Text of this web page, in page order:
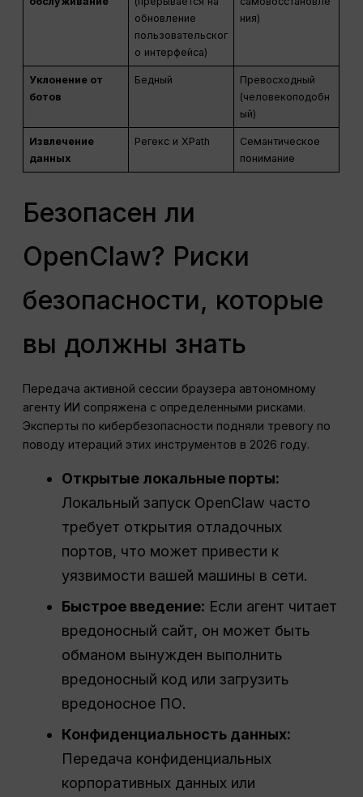
обновление
пользовательског
о интерфейса)
ния)
Уклонение от
ботов
Бедный
Превосходный
(человекоподобн
ый)
Извлечение
данных
Регекс и XPath
Семантическое
понимание
Безопасен ли
OpenClaw? Риски
безопасности, которые
вы должны знать
Передача активной сессии браузера автономному
агенту ИИ сопряжена с определенными рисками.
Эксперты по кибербезопасности подняли тревогу по
поводу итераций этих инструментов в 2026 году.
Открытые локальные порты:
Локальный запуск OpenClaw часто
требует открытия отладочных
портов, что может привести к
уязвимости вашей машины в сети.
Быстрое введение: Если агент читает
вредоносный сайт, он может быть
обманом вынужден выполнить
вредоносный код или загрузить
вредоносное ПО.
Конфиденциальность данных:
Передача конфиденциальных
корпоративных данных или